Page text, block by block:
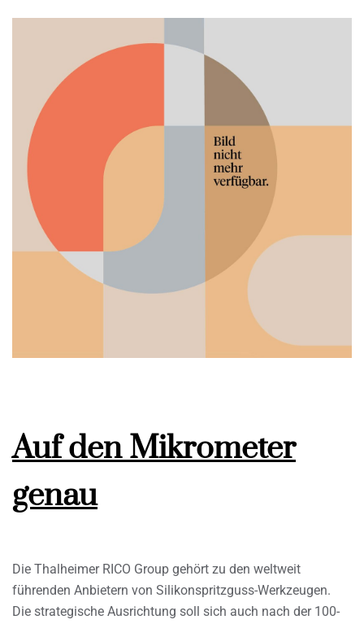
Auf den Mikrometer
genau
Die Thalheimer RICO Group gehört zu den weltweit
führenden Anbietern von Silikonspritzguss-Werkzeugen.
Die strategische Ausrichtung soll sich auch nach der 100-